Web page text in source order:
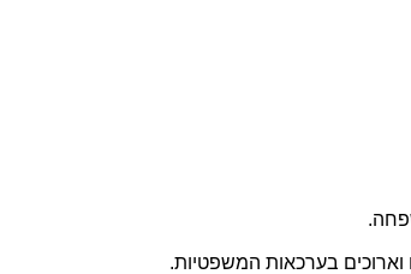
בערכאות המשפטיות.